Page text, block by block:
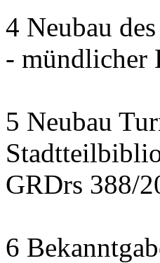
4 Neubau
- mündlicher
5 Neubau
GRDrs 388/
6